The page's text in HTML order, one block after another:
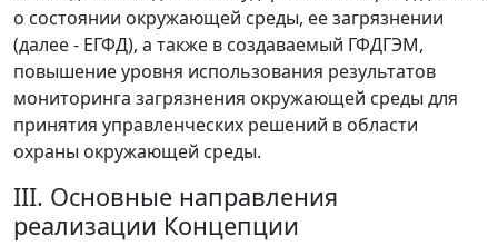
о состоянии окружающей среды, ее загрязнении
(далее - ЕГФД), а также в создаваемый ГФДГЭМ,
повышение уровня использования результатов
мониторинга загрязнения окружающей среды для
принятия управленческих решений в области
охраны окружающей среды.
III. Основные направления
реализации Концепции